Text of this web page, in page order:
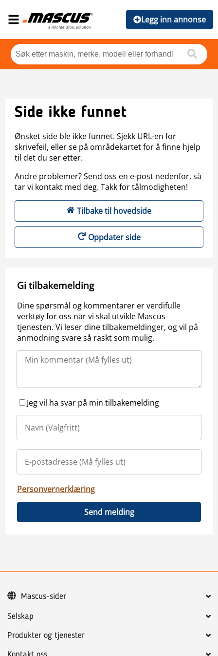
Legg inn annonse
Side ikke funnet
Ønsket side ble ikke funnet. Sjekk URL-en for
skrivefeil, eller se på områdekartet for å finne hjelp
til det du ser etter.
Andre problemer? Send oss en e-post nedenfor, så
tar vi kontakt med deg. Takk for tålmodigheten!
Tilbake til hovedside
Oppdater side
Gi tilbakemelding
Dine spørsmål og kommentarer er verdifulle
verktøy for oss når vi skal utvikle Mascus-
tjenesten. Vi leser dine tilbakemeldinger, og vil på
anmodning svare så raskt som mulig.
Jeg vil ha svar på min tilbakemelding
Personvernerklæring
Send melding
Selskap
Produkter og tjenester
Mascus-sider